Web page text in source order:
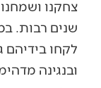
צחקנו
שנים רבות.
לקחו בידיהם
ובנגינה